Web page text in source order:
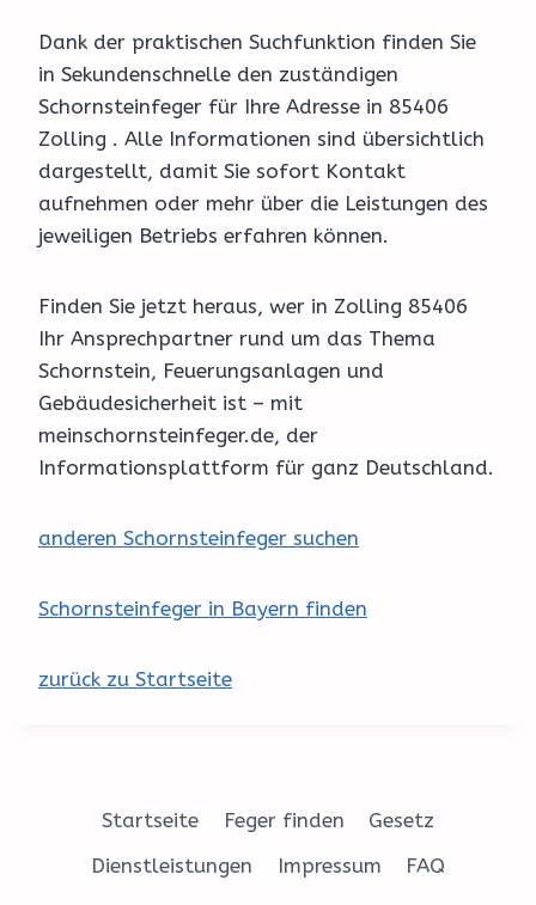
Dank der praktischen Suchfunktion finden Sie
in Sekundenschnelle den zuständigen
Schornsteinfeger für Ihre Adresse in 85406
Zolling . Alle Informationen sind übersichtlich
dargestellt, damit Sie sofort Kontakt
aufnehmen oder mehr über die Leistungen des
jeweiligen Betriebs erfahren können.
Finden Sie jetzt heraus, wer in Zolling 85406
Ihr Ansprechpartner rund um das Thema
Schornstein, Feuerungsanlagen und
Gebäudesicherheit ist – mit
meinschornsteinfeger.de, der
Informationsplattform für ganz Deutschland.
anderen Schornsteinfeger suchen
Schornsteinfeger in Bayern finden
zurück zu Startseite
Startseite Feger finden
Gesetz
Dienstleistungen
Impressum FAQ